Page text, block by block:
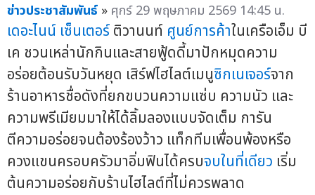
ข่าวประชาสัมพันธ์ » ศุกร์ 29 พฤษภาคม 2569 14:45 น.
เดอะไนน์ เซ็นเตอร์ติวานนท์ ศูนย์การค้าในเครือเอ็ม บี
เค ชวนเหล่านักกินและสายฟู้ดดี้มาปักหมุดความ
อร่อยต้อนรับวันหยุด เสิร์ฟไฮไลต์เมนูซิกเนเจอร์จาก
ร้านอาหารชื่อดังที่ยกขบวนความแซ่บ ความนัว และ
ความพรีเมียมมาให้ได้ลิ้มลองแบบจัดเต็ม การัน
ตีความอร่อยจนต้องร้องว้าว แท็กทีมเพื่อนพ้องหรือ
ควงแขนครอบครัวมาอิ่มฟินได้ครบจบในที่เดียว เริ่ม
ต้นความอร่อยกับร้านไฮไลต์ที่ไม่ควรพลาด